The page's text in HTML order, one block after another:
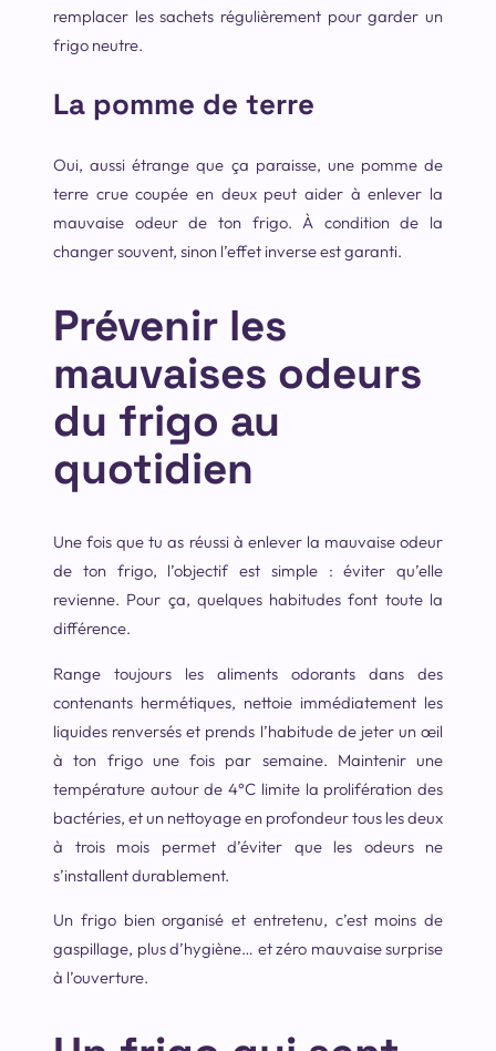
remplacer les sachets régulièrement pour garder un
frigo neutre.
La pomme de terre
Oui, aussi étrange que ça paraisse, une pomme de
terre crue coupée en deux peut aider à enlever la
mauvaise odeur de ton frigo. À condition de la
changer souvent, sinon l’effet inverse est garanti.
Prévenir les
mauvaises odeurs
du frigo au
quotidien
Une fois que tu as réussi à enlever la mauvaise odeur
de ton frigo, l’objectif est simple : éviter qu’elle
revienne. Pour ça, quelques habitudes font toute la
différence.
Range toujours les aliments odorants dans des
contenants hermétiques, nettoie immédiatement les
liquides renversés et prends l’habitude de jeter un œil
à ton frigo une fois par semaine. Maintenir une
température autour de 4°C limite la prolifération des
bactéries, et un nettoyage en profondeur tous les deux
à trois mois permet d’éviter que les odeurs ne
s’installent durablement.
Un frigo bien organisé et entretenu, c’est moins de
gaspillage, plus d’hygiène… et zéro mauvaise surprise
à l’ouverture.